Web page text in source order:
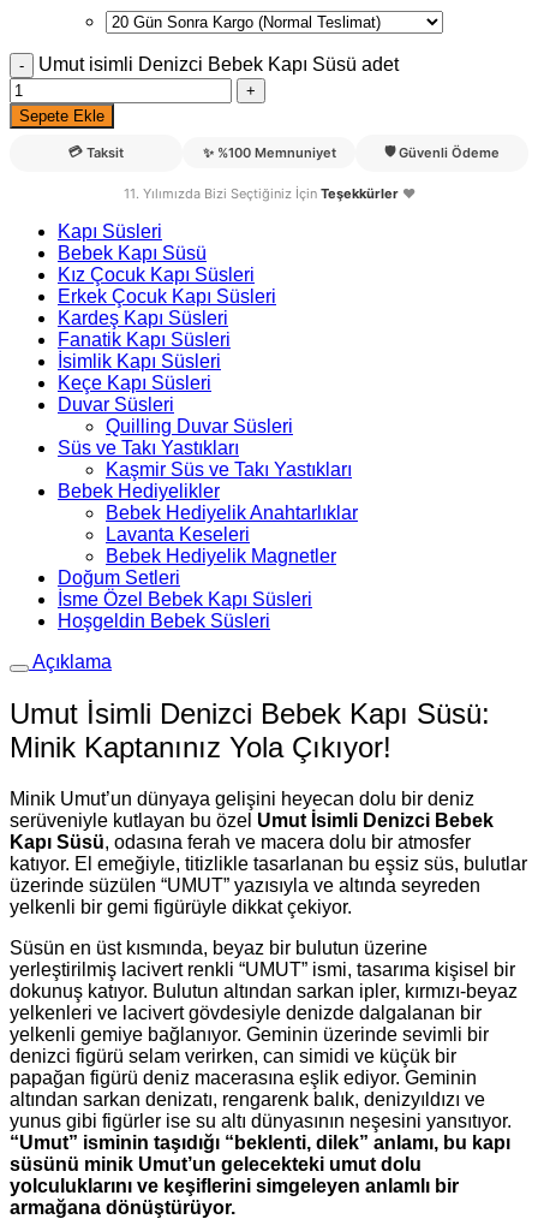
Umut isimli Denizci Bebek Kapı Süsü adet
Sepete Ekle
💳 Taksit ✨ %100 Memnuniyet 🛡️ Güvenli Ödeme
11. Yılımızda Bizi Seçtiğiniz İçin Teşekkürler❤️
Kapı Süsleri
Bebek Kapı Süsü
Kız Çocuk Kapı Süsleri
Erkek Çocuk Kapı Süsleri
Kardeş Kapı Süsleri
Fanatik Kapı Süsleri
İsimlik Kapı Süsleri
Keçe Kapı Süsleri
Duvar Süsleri
Quilling Duvar Süsleri
Süs ve Takı Yastıkları
Kaşmir Süs ve Takı Yastıkları
Bebek Hediyelikler
Bebek Hediyelik Anahtarlıklar
Lavanta Keseleri
Bebek Hediyelik Magnetler
Doğum Setleri
İsme Özel Bebek Kapı Süsleri
Hoşgeldin Bebek Süsleri
Açıklama
Umut İsimli Denizci Bebek Kapı Süsü:
Minik Kaptanınız Yola Çıkıyor!
Minik Umut’un dünyaya gelişini heyecan dolu bir deniz
serüveniyle kutlayan bu özel Umut İsimli Denizci Bebek
Kapı Süsü, odasına ferah ve macera dolu bir atmosfer
katıyor. El emeğiyle, titizlikle tasarlanan bu eşsiz süs, bulutlar
üzerinde süzülen “UMUT” yazısıyla ve altında seyreden
yelkenli bir gemi figürüyle dikkat çekiyor.
Süsün en üst kısmında, beyaz bir bulutun üzerine
yerleştirilmiş lacivert renkli “UMUT” ismi, tasarıma kişisel bir
dokunuş katıyor. Bulutun altından sarkan ipler, kırmızı-beyaz
yelkenleri ve lacivert gövdesiyle denizde dalgalanan bir
yelkenli gemiye bağlanıyor. Geminin üzerinde sevimli bir
denizci figürü selam verirken, can simidi ve küçük bir
papağan figürü deniz macerasına eşlik ediyor. Geminin
altından sarkan denizatı, rengarenk balık, denizyıldızı ve
yunus gibi figürler ise su altı dünyasının neşesini yansıtıyor.
“Umut” isminin taşıdığı “beklenti, dilek” anlamı, bu kapı
süsünü minik Umut’un gelecekteki umut dolu
yolculuklarını ve keşiflerini simgeleyen anlamlı bir
armağana dönüştürüyor.